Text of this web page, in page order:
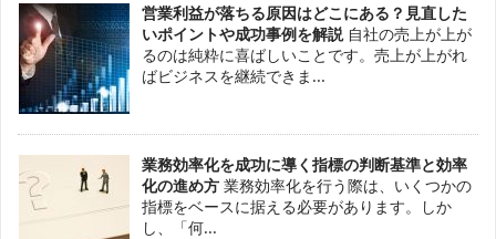
営業利益が落ちる原因はどこにある？見直した
いポイントや成功事例を解説 自社の売上が上が
るのは純粋に喜ばしいことです。売上が上がれ
ばビジネスを継続できま...
業務効率化を成功に導く指標の判断基準と効率
化の進め方 業務効率化を行う際は、いくつかの
指標をベースに据える必要があります。しか
し、「何...